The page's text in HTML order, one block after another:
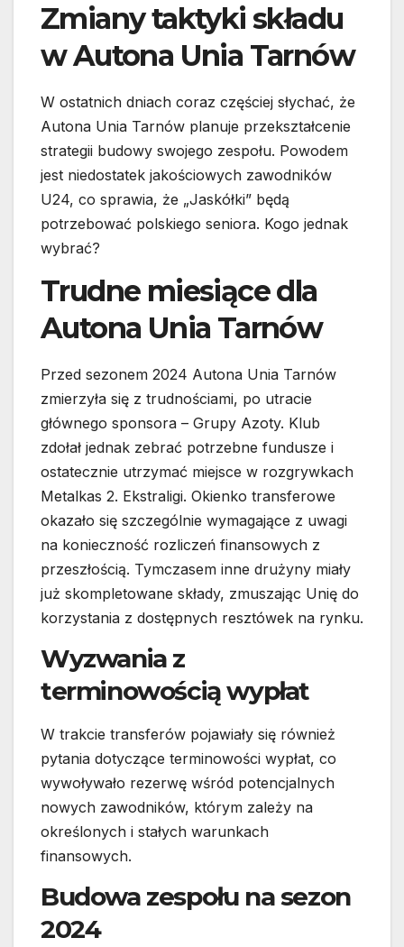
Zmiany taktyki składu
w Autona Unia Tarnów
W ostatnich dniach coraz częściej słychać, że
Autona Unia Tarnów planuje przekształcenie
strategii budowy swojego zespołu. Powodem
jest niedostatek jakościowych zawodników
U24, co sprawia, że „Jaskółki” będą
potrzebować polskiego seniora. Kogo jednak
wybrać?
Trudne miesiące dla
Autona Unia Tarnów
Przed sezonem 2024 Autona Unia Tarnów
zmierzyła się z trudnościami, po utracie
głównego sponsora – Grupy Azoty. Klub
zdołał jednak zebrać potrzebne fundusze i
ostatecznie utrzymać miejsce w rozgrywkach
Metalkas 2. Ekstraligi. Okienko transferowe
okazało się szczególnie wymagające z uwagi
na konieczność rozliczeń finansowych z
przeszłością. Tymczasem inne drużyny miały
już skompletowane składy, zmuszając Unię do
korzystania z dostępnych resztówek na rynku.
Wyzwania z
terminowością wypłat
W trakcie transferów pojawiały się również
pytania dotyczące terminowości wypłat, co
wywoływało rezerwę wśród potencjalnych
nowych zawodników, którym zależy na
określonych i stałych warunkach
finansowych.
Budowa zespołu na sezon
2024